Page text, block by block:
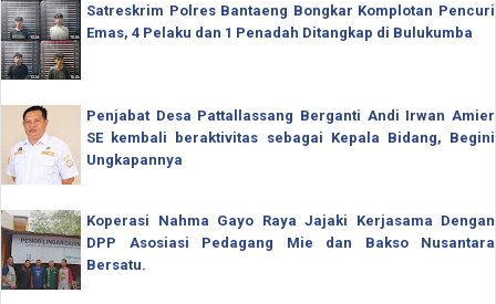
Satreskrim Polres Bantaeng Bongkar Komplotan Pencuri
Emas, 4 Pelaku dan 1 Penadah Ditangkap di Bulukumba
Penjabat Desa Pattallassang Berganti Andi Irwan Amier
SE kembali beraktivitas sebagai Kepala Bidang, Begini
Ungkapannya
Koperasi Nahma Gayo Raya Jajaki Kerjasama Dengan
DPP Asosiasi Pedagang Mie dan Bakso Nusantara
Bersatu.